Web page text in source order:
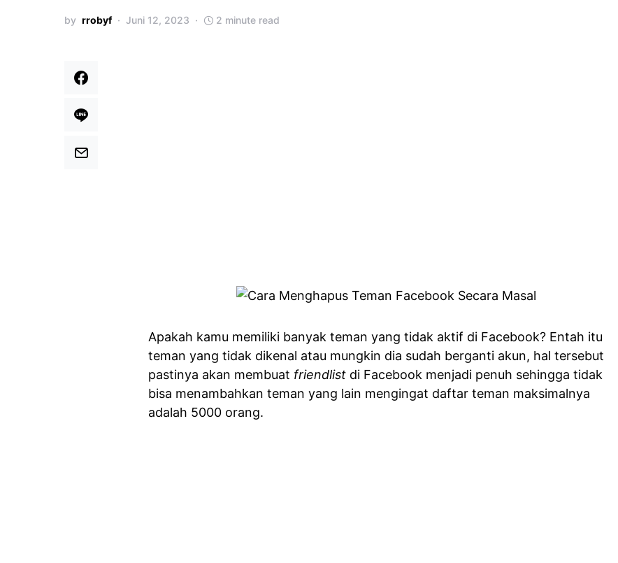
by rrobyf Juni 12, 2023 2 minute read
Apakah kamu memiliki banyak teman yang tidak aktif di Facebook? Entah itu
teman yang tidak dikenal atau mungkin dia sudah berganti akun, hal tersebut
pastinya akan membuat friendlist di Facebook menjadi penuh sehingga tidak
bisa menambahkan teman yang lain mengingat daftar teman maksimalnya
adalah 5000 orang.